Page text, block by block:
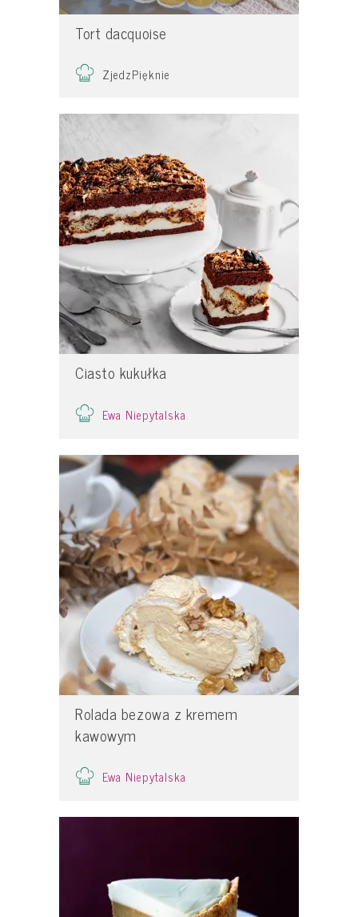
Tort dacquoise
ZjedzPięknie
Ciasto kukułka
Ewa Niepytalska
Rolada bezowa z kremem
kawowym
Ewa Niepytalska